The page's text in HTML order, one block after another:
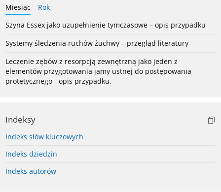
Miesiąc
Rok
Szyna Essex jako uzupełnienie tymczasowe – opis przypadku
Systemy śledzenia ruchów żuchwy – przegląd literatury
Leczenie zębów z resorpcją zewnętrzną jako jeden z
elementów przygotowania jamy ustnej do postępowania
protetycznego - opis przypadku.
Indeksy
Indeks słów kluczowych
Indeks dziedzin
Indeks autorów